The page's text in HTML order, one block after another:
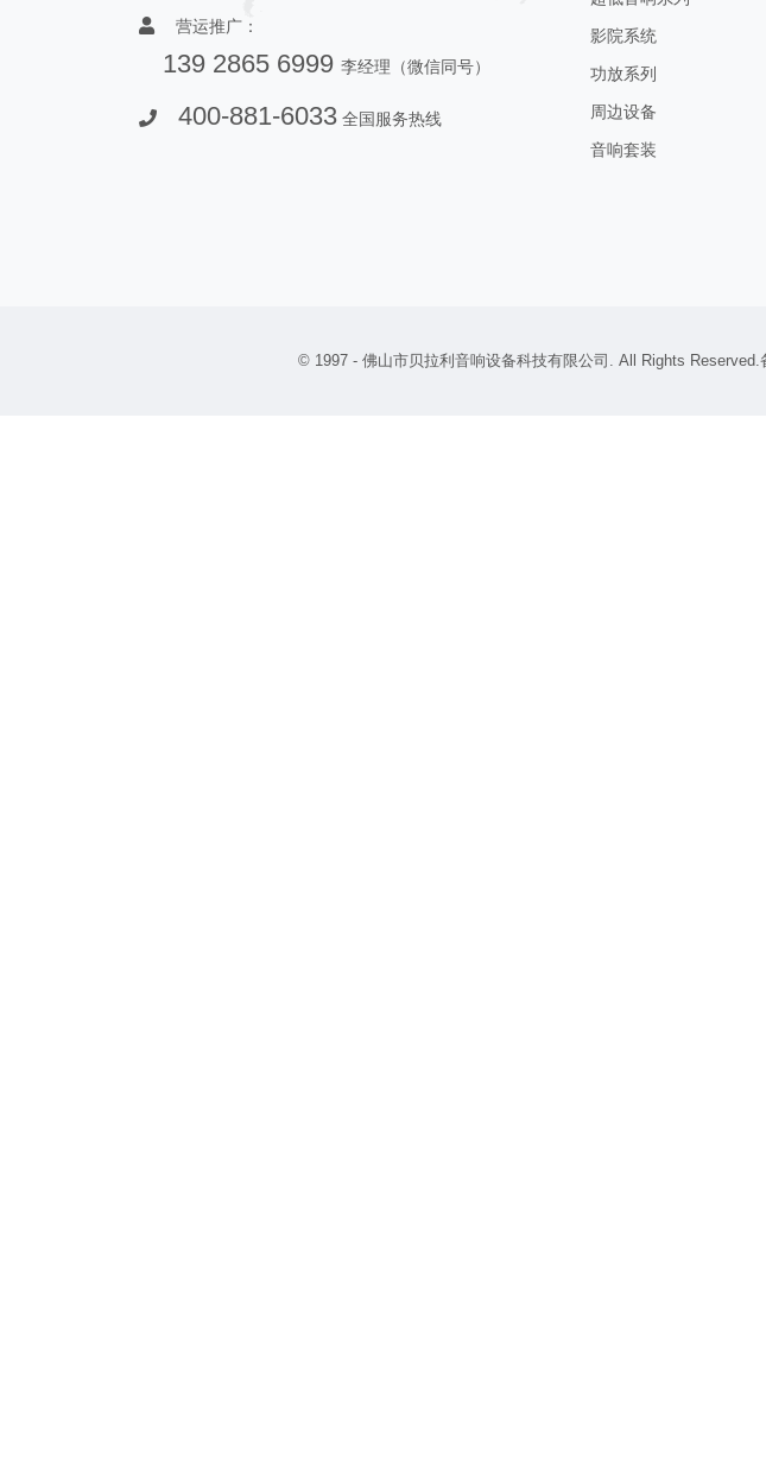
营运推广：
139 2865 6999 李经理（微信同号）
400-881-6033 全国服务热线
影院系统
功放系列
周边设备
音响套装
© 1997 - 佛山市贝拉利音响设备科技有限公司 . All Rights Reserved.